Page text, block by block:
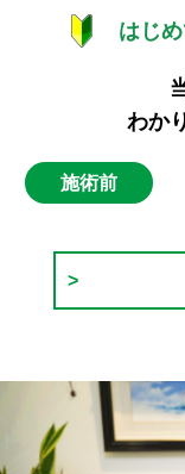
はじ
わか
施術前